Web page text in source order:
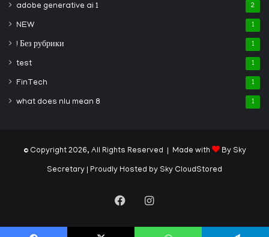
adobe generative ai 1 2
NEW 1
! Без рубрики 1
test 1
FinTech 1
what does nlu mean 8 1
© Copyright 2026, All Rights Reserved | Made with By Sky
Secretary | Proudly Hosted by Sky CloudStored
FacebookInstagram